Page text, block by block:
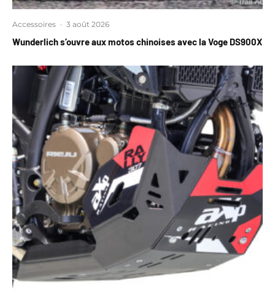
Accessoires · 3 août 2026
Wunderlich s’ouvre aux motos chinoises avec la Voge DS900X